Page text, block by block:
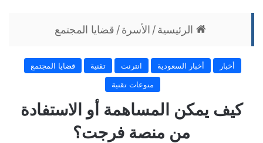
الرئيسية / الأسرة / قضايا المجتمع
أخبار أخبار السعودية انترنت تقنية
قضايا المجتمع
منوعات تقنية
كيف يمكن المساهمة أو الاستفادة
من منصة فرجت؟